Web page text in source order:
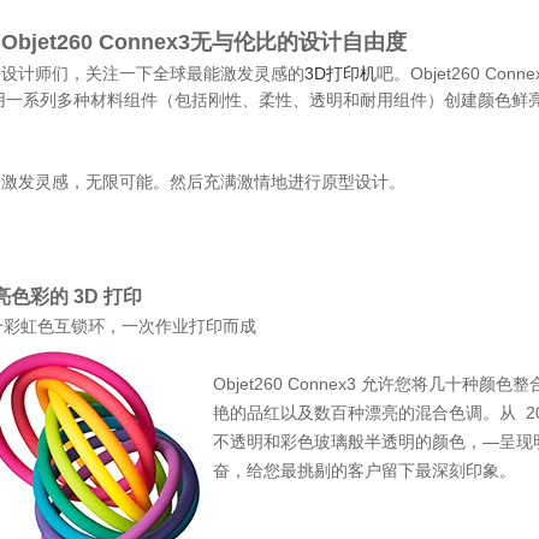
Objet260 Connex3无与伦比的设计自由度
设计师们，关注一下全球最能激发灵感的3D打印机吧。Objet260
一系列多种材料组件（包括刚性、柔性、透明和耐用组件）创建颜色鲜
激发灵感，无限可能。然后充满激情地进行原型设计。
色彩的 3D 打印
虹色互锁环，一次作业打印而成
Objet260 Connex3 允许您将几十种颜色整
艳的品红以及数百种漂亮的混合色调。从
不透明和彩色玻璃般半透明的颜色，—呈
奋，给您最挑剔的客户留下最深刻印象。